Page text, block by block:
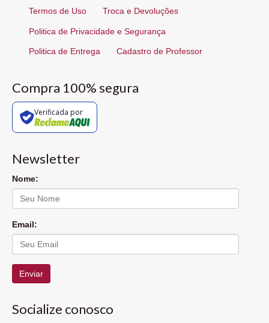
Termos de Uso Troca e Devoluções
Politica de Privacidade e Segurança
Politica de Entrega Cadastro de Professor
Compra 100% segura
Verificada por
Newsletter
Nome:
Email:
Enviar
Socialize conosco